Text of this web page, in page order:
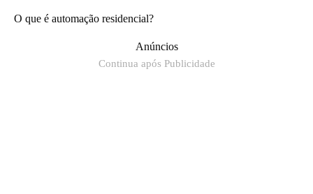
O que é automação residencial?
Anúncios
Continua após Publicidade